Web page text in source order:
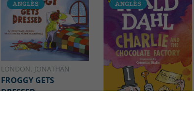
ANGLÈS
LONDON, JONATHAN
FROGGY GETS
DRESSED
ANGLÈS